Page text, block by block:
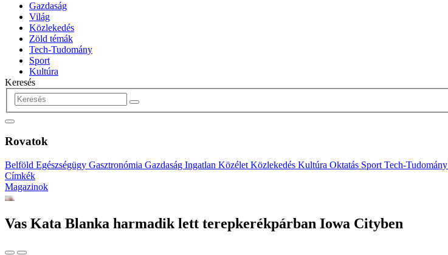
Gazdaság
Világ
Közlekedés
Zöld témák
Tech-Tudomány
Sport
Kultúra
Keresés
Rovatok
Belföld Egészségügy Gasztronómia Gazdaság Ingatlan Közélet Közlekedés Kultúra Oktatás Sport Tech-Tudomány
Címkék
Magazinok
Vas Kata Blanka harmadik lett terepkerékpárban Iowa Cityben